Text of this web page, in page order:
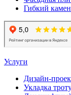
Гибкий
Услуги
Дизайн-
Укладка